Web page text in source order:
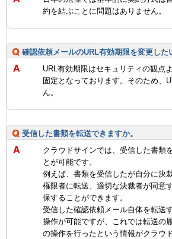
約を結ぶことに問題はありません。
確認依頼メールのURL有効期限を変更した
URL有効期限はセキュリティの観点
固定となっております。そのため、
ん。
受信した書類を転送できますか。
クラウドサインでは、受信した書類
とが可能です。
例えば、書類を受信したが自分に決
権限者に転送、適切な決裁者が同意
保することができます。
受信した確認依頼メール自体を転送
操作が可能ですが、これでは転送の
の操作を行ったという情報がクラウ